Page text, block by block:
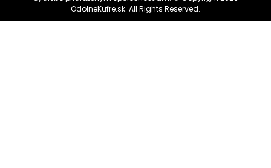
OdolneKufre.sk. All Rights Reserved.